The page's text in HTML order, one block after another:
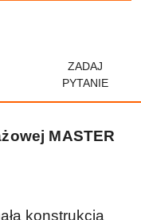
ZADAJ
PYTANIE
MASTER
konstrukcja